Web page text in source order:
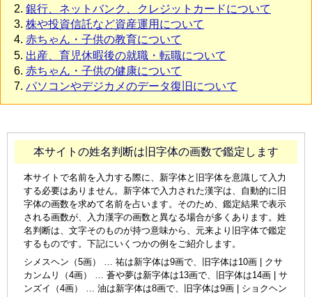
銀行、ネットバンク、クレジットカードについて
株や投資信託など資産運用について
赤ちゃん・子供の教育について
出産、育児休暇後の就職・転職について
赤ちゃん・子供の健康について
パソコンやデジカメのデータ復旧について
本サイトの姓名判断は旧字体の画数で鑑定します
本サイトで名前を入力する際に、新字体と旧字体を意識して入力
する必要はありません。新字体で入力された漢字は、自動的に旧
字体の画数を求めて名前を占います。そのため、鑑定結果で表示
される画数が、入力漢字の画数と異なる場合が多くあります。姓
名判断は、文字そのものが持つ意味から、元来より旧字体で鑑定
するものです。下記にいくつかの例をご紹介します。
シメスヘン（5画） … 祐は新字体は9画で、旧字体は10画 | クサ
カンムリ（4画） … 蒼や夢は新字体は13画で、旧字体は14画 | サ
ンズイ（4画） … 油は新字体は8画で、旧字体は9画 | ショクヘン